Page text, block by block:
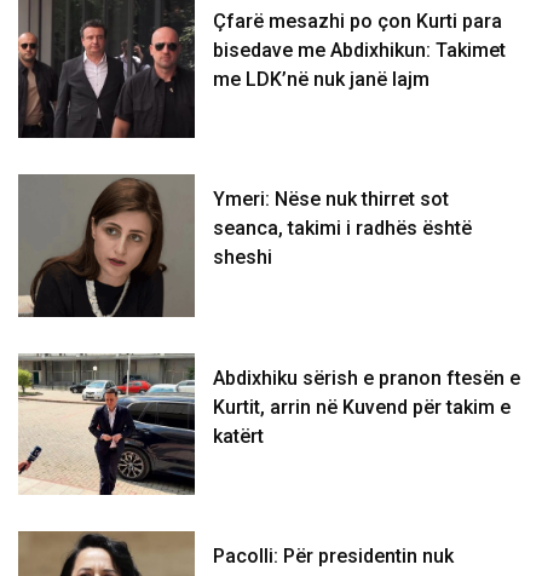
Çfarë mesazhi po çon Kurti para
bisedave me Abdixhikun: Takimet
me LDK’në nuk janë lajm
Ymeri: Nëse nuk thirret sot
seanca, takimi i radhës është
sheshi
Abdixhiku sërish e pranon ftesën e
Kurtit, arrin në Kuvend për takim e
katërt
Pacolli: Për presidentin nuk